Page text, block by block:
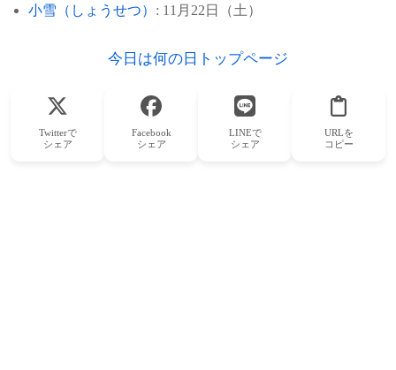
小雪（しょうせつ） : 11月22日（土）
今日は何の日トップページ
Twitterで
シェア
Facebook
シェア
LINEで
シェア
URLを
コピー